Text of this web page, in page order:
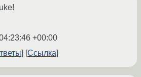
+00:00
Ссылка